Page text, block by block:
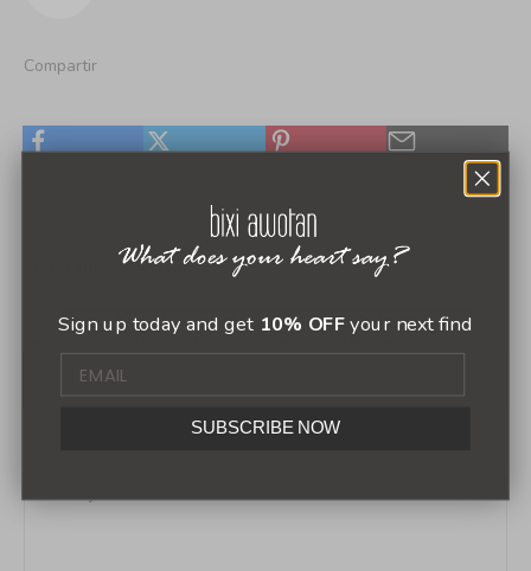
Compartir
Dejar un comentario
Este sitio está protegido por hCaptcha y se aplican
la Política
Sign up today and get 10% OFFyour next find
SUBSCRIBE NOW